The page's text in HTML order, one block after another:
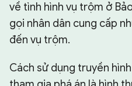
về tình hình vụ trộm ở
gọi nhân dân cung cấp
đến vụ trộm.
Cách sử dụng truyền